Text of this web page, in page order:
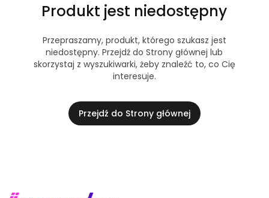
Produkt jest niedostępny
Przepraszamy, produkt, którego szukasz jest
niedostępny. Przejdź do Strony głównej lub
skorzystaj z wyszukiwarki, żeby znaleźć to, co Cię
interesuje.
Przejdź do Strony głównej